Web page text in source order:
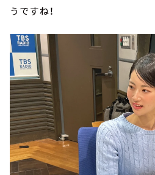
うですね！